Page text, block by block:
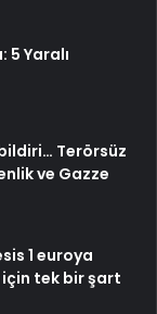
5 Yaralı
Terörsüz
ve Gazze
1 euroya
tek bir şart